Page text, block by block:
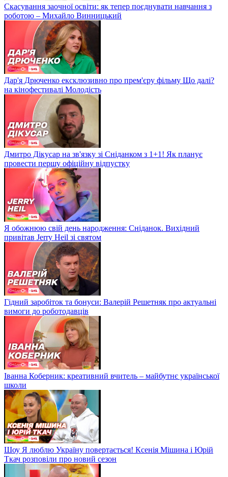
Скасування заочної освіти: як тепер поєднувати навчання з
роботою – Михайло Винницький
Дар'я Дрюченко ексклюзивно про прем'єру фільму Що далі?
на кінофестивалі Молодість
Дмитро Дікусар на зв'язку зі Сніданком з 1+1! Як планує
провести першу офіційну відпустку
Я обожнюю свій день народження: Сніданок. Вихідний
привітав Jerry Heil зі святом
Гідний заробіток та бонуси: Валерій Решетняк про актуальні
вимоги до роботодавців
Іванна Коберник: креативний вчитель – майбутнє української
школи
Шоу Я люблю Україну повертається! Ксенія Мішина і Юрій
Ткач розповіли про новий сезон